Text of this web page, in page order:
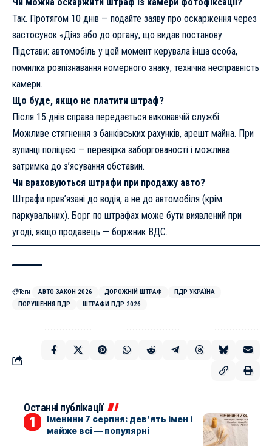
Так. Протягом 10 днів — подайте заяву про оскарження через
застосунок «Дія» або до органу, що видав постанову.
Підстави: автомобіль у цей момент керувала інша особа,
помилка розпізнавання номерного знаку, технічна несправність
камери.
Що буде, якщо не платити штраф?
Після 15 днів справа передається виконавчій службі.
Можливе стягнення з банківських рахунків, арешт майна. При
зупинці поліцією — перевірка заборгованості і можлива
затримка до з’ясування обставин.
Чи враховуються штрафи при продажу авто?
Штрафи прив’язані до водія, а не до автомобіля (крім
паркувальних). Борг по штрафах може бути виявлений при
угоді, якщо продавець — боржник ВДС.
Теги АВТО ЗАКОН 2026 ДОРОЖНІЙ ШТРАФ
ПДР УКРАЇНА
ПОРУШЕННЯ ПДР
ШТРАФИ ПДР 2026
Останні публікації
Іменини 7 серпня: дев’ять імен і
майже всі — популярні